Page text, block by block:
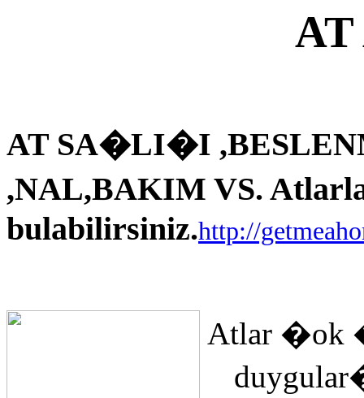
AT SA�LI�I
,NAL,BAKIM VS.
bulabilirsiniz.http://
Atlar �ok